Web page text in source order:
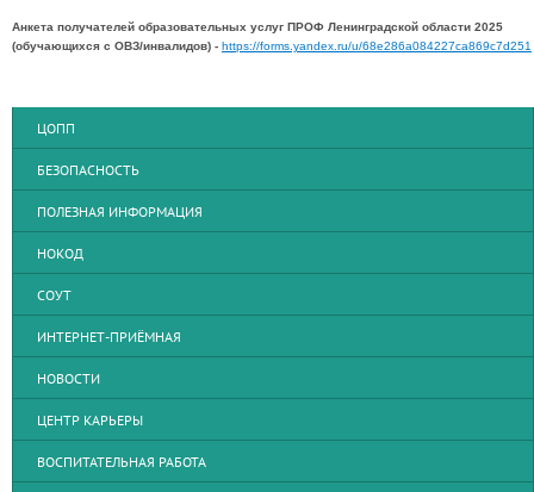
Анкета получателей образовательных услуг ПРОФ Ленинградской области 2025
(обучающихся с ОВЗ/инвалидов) - https://forms.yandex.ru/u/68e286a084227ca869c7d251
ЦОПП
БЕЗОПАСНОСТЬ
ПОЛЕЗНАЯ ИНФОРМАЦИЯ
НОКОД
СОУТ
ИНТЕРНЕТ-ПРИЁМНАЯ
НОВОСТИ
ЦЕНТР КАРЬЕРЫ
ВОСПИТАТЕЛЬНАЯ РАБОТА